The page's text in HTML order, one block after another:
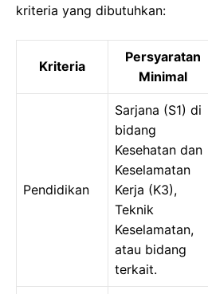
kriteria yang dibutuhkan:
Kriteria
Persyaratan
Minimal
Pendidikan
Sarjana (S1) di
bidang
Kesehatan dan
Keselamatan
Kerja (K3),
Teknik
Keselamatan,
atau bidang
terkait.